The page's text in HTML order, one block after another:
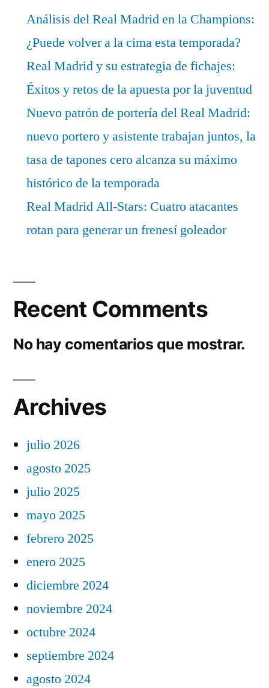
Análisis del Real Madrid en la Champions:
¿Puede volver a la cima esta temporada?
Real Madrid y su estrategia de fichajes:
Éxitos y retos de la apuesta por la juventud
Nuevo patrón de portería del Real Madrid:
nuevo portero y asistente trabajan juntos, la
tasa de tapones cero alcanza su máximo
histórico de la temporada
Real Madrid All-Stars: Cuatro atacantes
rotan para generar un frenesí goleador
Recent Comments
No hay comentarios que mostrar.
Archives
julio 2026
agosto 2025
julio 2025
mayo 2025
febrero 2025
enero 2025
diciembre 2024
noviembre 2024
octubre 2024
septiembre 2024
agosto 2024